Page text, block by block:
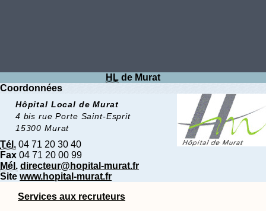
HL de Murat
Coordonnées
Hôpital Local de Murat
4 bis rue Porte Saint-Esprit
15300 Murat
Tél. 04 71 20 30 40
Fax 04 71 20 00 99
Mél. directeur@hopital-murat.fr
Site www.hopital-murat.fr
Services aux recruteurs